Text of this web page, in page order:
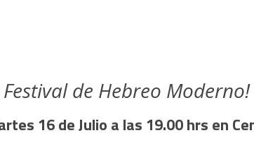
de Hebreo Moderno!
16 de Julio a las 19.00 hrs en